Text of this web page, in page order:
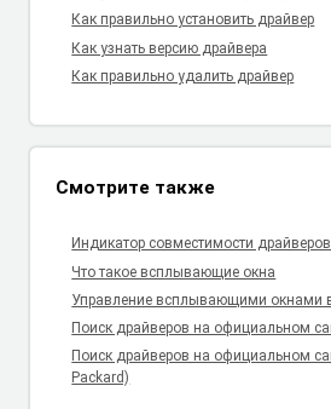
Как правильно установить драйвер
Как узнать версию драйвера
Как правильно удалить драйвер
Смотрите также
Индикатор совместимости драйверов
Что такое всплывающие окна
Управление всплывающими окнами
Поиск драйверов на официальном
Поиск драйверов на официальном
Packard)